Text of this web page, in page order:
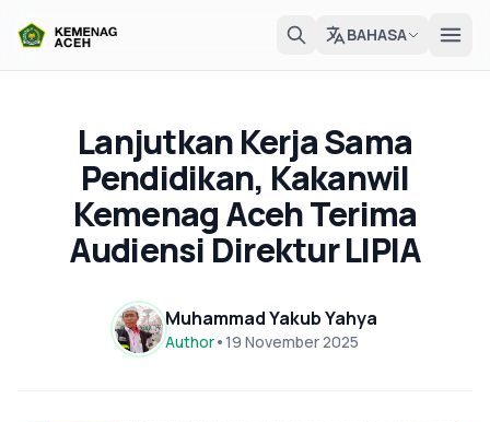
BAHASA
Lanjutkan Kerja Sama
Pendidikan, Kakanwil
Kemenag Aceh Terima
Audiensi Direktur LIPIA
Muhammad Yakub Yahya
Author•19 November 2025